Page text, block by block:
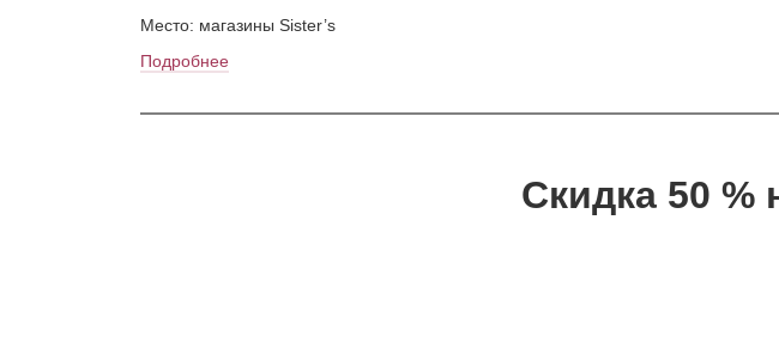
Место: магазины Sister’s
Подробнее
Cкидка 50 %